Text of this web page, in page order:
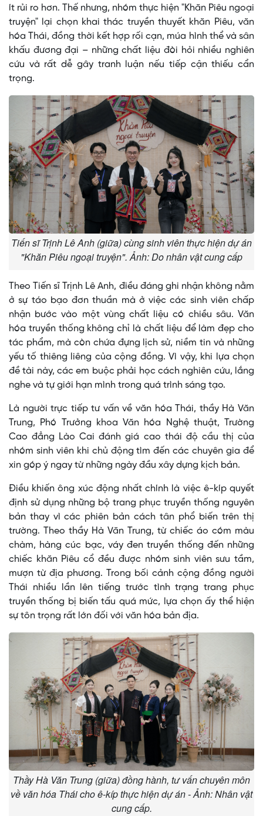
ít rủi ro hơn. Thế nhưng, nhóm thực hiện "Khăn Piêu ngoại
truyện" lại chọn khai thác truyền thuyết khăn Piêu, văn
hóa Thái, đồng thời kết hợp rối cạn, múa hình thể và sân
khấu đương đại – những chất liệu đòi hỏi nhiều nghiên
cứu và rất dễ gây tranh luận nếu tiếp cận thiếu cẩn
trọng.
Tiến sĩ Trịnh Lê Anh (giữa) cùng sinh viên thực hiện dự án
"Khăn Piêu ngoại truyện". Ảnh: Do nhân vật cung cấp
Theo Tiến sĩ Trịnh Lê Anh, điều đáng ghi nhận không nằm
ở sự táo bạo đơn thuần mà ở việc các sinh viên chấp
nhận bước vào một vùng chất liệu có chiều sâu. Văn
hóa truyền thống không chỉ là chất liệu để làm đẹp cho
tác phẩm, mà còn chứa đựng lịch sử, niềm tin và những
yếu tố thiêng liêng của cộng đồng. Vì vậy, khi lựa chọn
đề tài này, các em buộc phải học cách nghiên cứu, lắng
nghe và tự giới hạn mình trong quá trình sáng tạo.
Là người trực tiếp tư vấn về văn hóa Thái, thầy Hà Văn
Trung, Phó Trưởng khoa Văn hóa Nghệ thuật, Trường
Cao đẳng Lào Cai đánh giá cao thái độ cầu thị của
nhóm sinh viên khi chủ động tìm đến các chuyên gia để
xin góp ý ngay từ những ngày đầu xây dựng kịch bản.
Điều khiến ông xúc động nhất chính là việc ê-kíp quyết
định sử dụng những bộ trang phục truyền thống nguyên
bản thay vì các phiên bản cách tân phổ biến trên thị
trường. Theo thầy Hà Văn Trung, từ chiếc áo cóm màu
chàm, hàng cúc bạc, váy đen truyền thống đến những
chiếc khăn Piêu cổ đều được nhóm sinh viên sưu tầm,
mượn từ địa phương. Trong bối cảnh cộng đồng người
Thái nhiều lần lên tiếng trước tình trạng trang phục
truyền thống bị biến tấu quá mức, lựa chọn ấy thể hiện
sự tôn trọng rất lớn đối với văn hóa bản địa.
Thầy Hà Văn Trung (giữa) đồng hành, tư vấn chuyên môn
về văn hóa Thái cho ê-kíp thực hiện dự án - Ảnh: Nhân vật
cung cấp.